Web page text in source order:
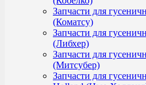
Запчасти для
(Коматсу)
Запчасти для
(Либхер)
Запчасти для
(Митсубер)
Запчасти для